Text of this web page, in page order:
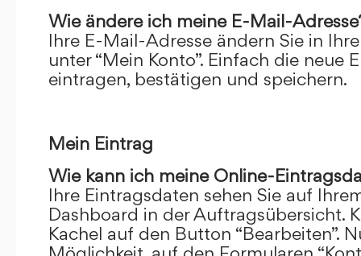
Wie ändere ich meine E-Mail-
Ihre E-Mail-Adresse ändern Sie in
unter “Mein Konto”. Einfach die neue
eintragen, bestätigen und speichern.
Mein Eintrag
Wie kann ich meine Online-
Ihre Eintragsdaten sehen Sie auf
Dashboard in der Auftragsübersicht.
Kachel auf den Button “Bearbeiten”.